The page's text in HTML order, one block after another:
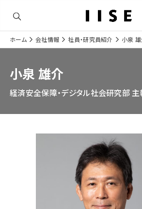
ナ
ー
シ
ホーム 会社情報 社員・研究員紹介 小泉
小泉 雄介
経済安全保障・デジタル社会研究部